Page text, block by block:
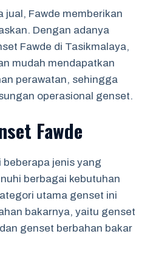
jual, Fawde memberikan
Dengan adanya
Fawde di Tasikmalaya,
mudah mendapatkan
perawatan, sehingga
operasional genset.
Fawde
beberapa jenis yang
berbagai kebutuhan
utama genset ini
bakarnya, yaitu genset
genset berbahan bakar